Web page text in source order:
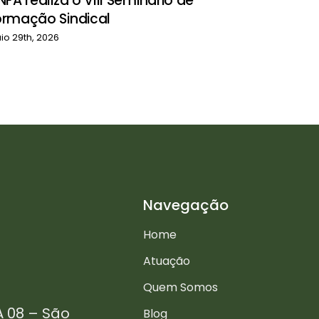
Sindical
29th, 2026
08 – São
Navegação
Home
Atuação
Quem Somos
Blog